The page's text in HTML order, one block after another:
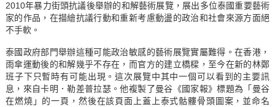
2010年暴力街頭抗議後舉辦的和解藝術展覽，展出多位泰國重要藝術
家的作品，在描繪抗議行動和重新考慮動盪的政治和社會來源方面絕
不手軟。
泰國政府部門舉辦這種可能政治敏感的藝術展覽實屬難得。在香港，
雨傘運動後的和解幾乎不存在，而官方的建立橋樑，至今在新的林鄭
班子下只暫時有可能出現。這次展覽中其中一個可以看到的主要訊
息，來自卡明．勒差普拉瑟。他複製了曼谷《國家報》標題為「曼谷
在燃燒」的一頁，然後在該頁面上蓋上泰式骷髏骨頭圖案，並命名